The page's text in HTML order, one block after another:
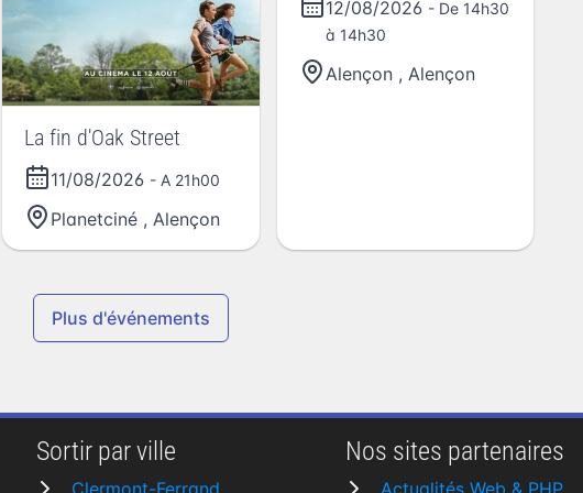
La fin d'Oak Street
11/08/2026 - A 21h00
Planetciné , Alençon
12/08/2026 - De 14h30
à 14h30
Alençon , Alençon
Plus d'événements
Sortir par ville
Clermont-Ferrand
Nos sites partenaires
Actualités Web & PHP